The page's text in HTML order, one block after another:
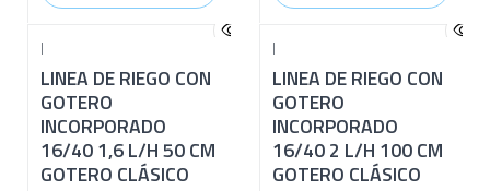
|
LINEA DE RIEGO CON
GOTERO
INCORPORADO
16/40 1,6 L/H 50 CM
GOTERO CLÁSICO
|
LINEA DE RIEGO CON
GOTERO
INCORPORADO
16/40 2 L/H 100 CM
GOTERO CLÁSICO